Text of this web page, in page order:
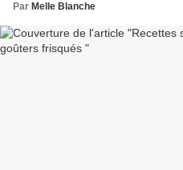
Par Melle Blanche